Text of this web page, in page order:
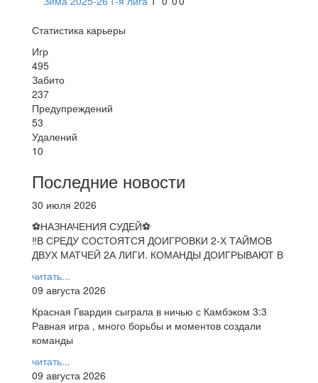
Статистика карьеры
Игр
495
Забито
237
Предупреждений
53
Удалений
10
Последние новости
30 июля 2026
⚽НАЗНАЧЕНИЯ СУДЕЙ⚽
‼В СРЕДУ СОСТОЯТСЯ ДОИГРОВКИ 2-Х ТАЙМОВ
ДВУХ МАТЧЕЙ 2А ЛИГИ. КОМАНДЫ ДОИГРЫВАЮТ В
читать...
09 августа 2026
Красная Гвардия сыграла в ничью с Камбэком 3:3
Равная игра , много борьбы и моментов создали
команды
читать...
09 августа 2026